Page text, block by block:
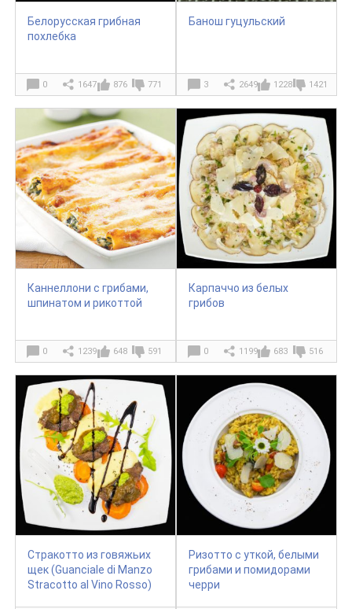
Белорусская грибная
похлебка
0 1647 876 771
Банош гуцульский
3 2649 1228 1421
Каннеллони с грибами,
шпинатом и рикоттой
0 1239 648 591
Карпаччо из белых
грибов
0 1199 683 516
Стракотто из говяжьих
щек (Guanciale di Manzo
Stracotto al Vino Rosso)
Ризотто с уткой, белыми
грибами и помидорами
черри